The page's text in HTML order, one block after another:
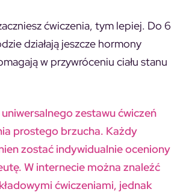
ćwiczenia, tym lepiej. Do 6
działają jeszcze hormony
w przywróceniu ciału stanu
zestawu ćwiczeń
prostego brzucha. Każdy
zostać indywidualnie oceniony
W internecie można znaleźć
ćwiczeniami, jednak